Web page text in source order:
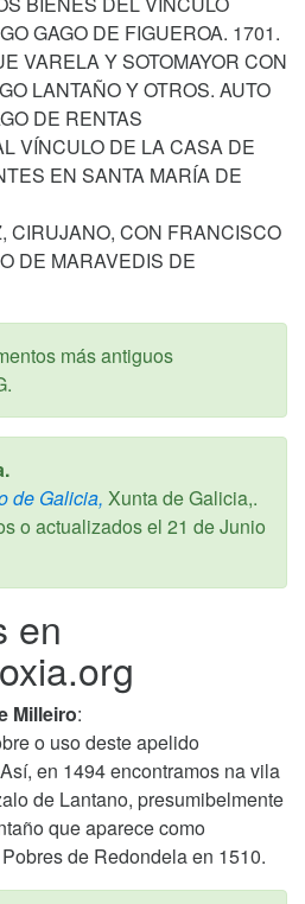
GAGO DE FIGUEROA. 1701.
VARELA Y SOTOMAYOR CON
LANTAÑO Y OTROS. AUTO
DE RENTAS
VÍNCULO DE LA CASA DE
EN SANTA MARÍA DE
CIRUJANO, CON FRANCISCO
DE MARAVEDIS DE
más antiguos
de Galicia, Xunta de Galicia,.
o actualizados el 21 de Junio
en
Milleiro:
o uso deste apelido
en 1494 encontramos na vila
de Lantano, presumibelmente
que aparece como
de Redondela en 1510.